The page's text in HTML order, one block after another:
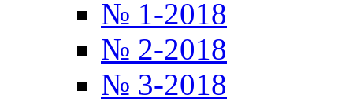
№ 1-2018
№ 2-2018
№ 3-2018